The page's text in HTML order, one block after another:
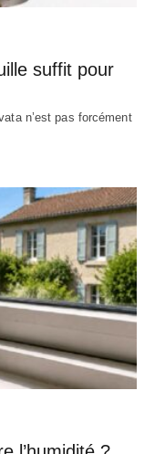
suffit pour
n’est pas forcément